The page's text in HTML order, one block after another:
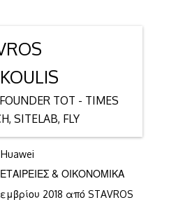
TOT - TIMES
SITELAB, FLY
Huawei
ΕΤΑΙΡΕΙΕΣ & ΟΙΚΟΝΟΜΙΚΑ
201831από STAVROS